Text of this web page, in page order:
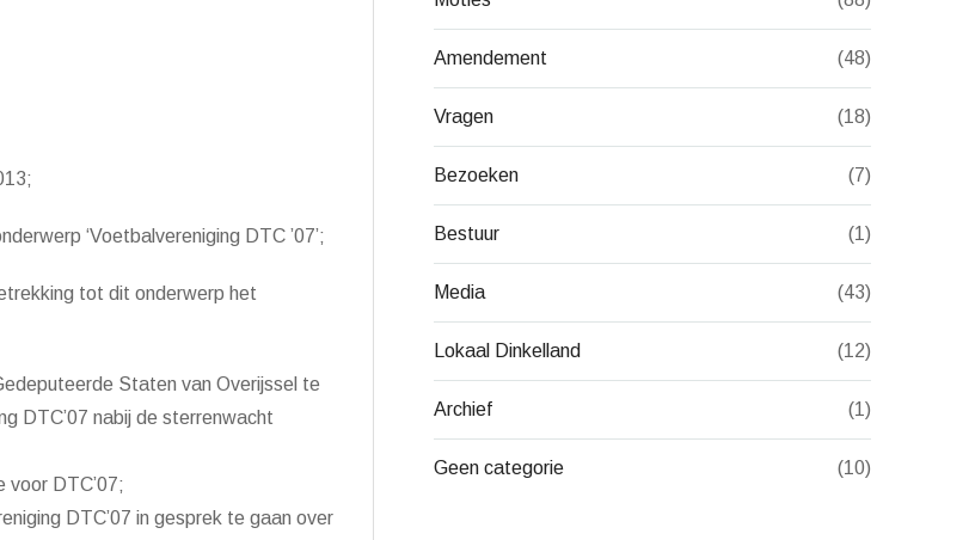
‘Voetbalvereniging DTC ’07’;
tot dit onderwerp het
Staten van Overijssel te
DTC’07 nabij de sterrenwacht
DTC’07;
DTC’07 in gesprek te gaan over
Amendement (48)
Vragen (18)
Bezoeken (7)
Bestuur (1)
Media (43)
Lokaal Dinkelland (12)
Archief (1)
Geen categorie (10)